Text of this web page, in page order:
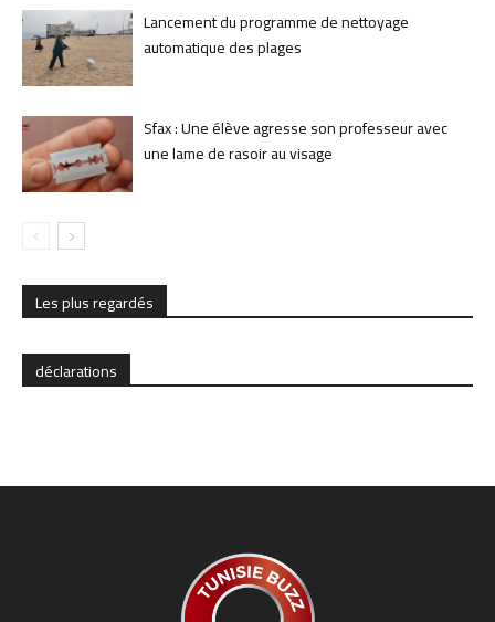
Lancement du programme de nettoyage
automatique des plages
Sfax : Une élève agresse son professeur avec
une lame de rasoir au visage
Les plus regardés
déclarations